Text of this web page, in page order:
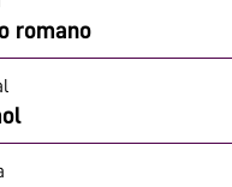
romano